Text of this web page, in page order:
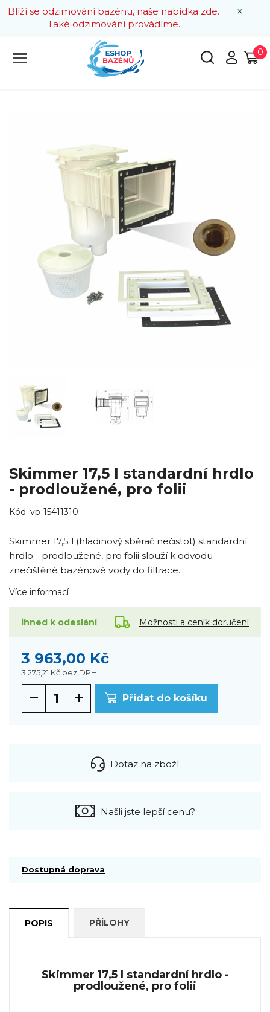
×
Blíží se odzimování bazénu, naše nabídka zde.
Také odzimování provádíme.
0
Skimmer 17,5 l standardní hrdlo
- prodloužené, pro folii
Kód: vp-15411310
Skimmer 17,5 l (hladinový sběrač nečistot) standardní
hrdlo - prodloužené, pro folii slouží k odvodu
znečištěné bazénové vody do filtrace.
Více informací
ihned k odeslání Možnosti a ceník doručení
3 963,00 Kč
3 275,21 Kč bez DPH
Přidat do košíku
Dotaz na zboží
Našli jste lepší cenu?
Dostupná doprava
POPIS PŘÍLOHY
Skimmer 17,5 l standardní hrdlo -
prodloužené, pro folii